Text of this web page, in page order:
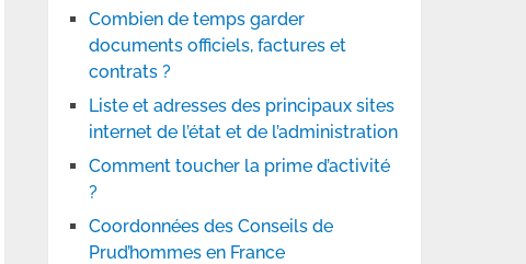
Combien de temps garder
documents officiels, factures et
contrats ?
Liste et adresses des principaux sites
internet de l’état et de l’administration
Comment toucher la prime d’activité
?
Coordonnées des Conseils de
Prud’hommes en France